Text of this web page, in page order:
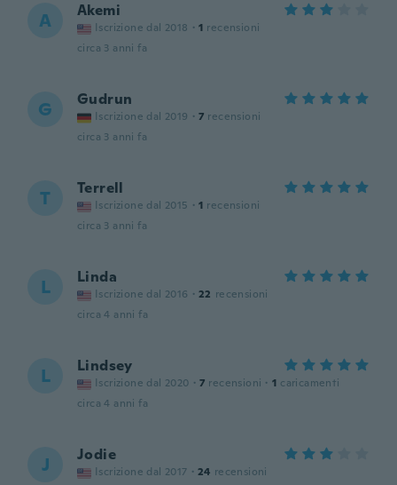
A Akemi
Iscrizione dal 2018 · 1 recensioni
circa 3 anni fa
G Gudrun
Iscrizione dal 2019 · 7 recensioni
circa 3 anni fa
T Terrell
Iscrizione dal 2015 · 1 recensioni
circa 3 anni fa
L Linda
Iscrizione dal 2016 · 22 recensioni
circa 4 anni fa
L Lindsey
Iscrizione dal 2020 · 7 recensioni · 1 caricamenti
circa 4 anni fa
J Jodie
Iscrizione dal 2017 · 24 recensioni